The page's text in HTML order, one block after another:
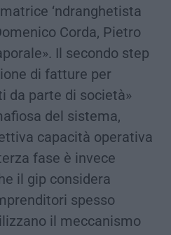
‘ndranghetista
Corda, Pietro
Il secondo step
di fatture per
da parte di società»
del sistema,
capacità operativa
fase è invece
il gip considera
spesso
il meccanismo